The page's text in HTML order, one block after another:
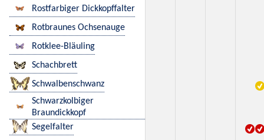
Rostfarbiger Dickkopffalter
Rotbraunes Ochsenauge
Rotklee-Bläuling
Schachbrett
Schwalbenschwanz
Schwarzkolbiger
Braundickkopf
Segelfalter